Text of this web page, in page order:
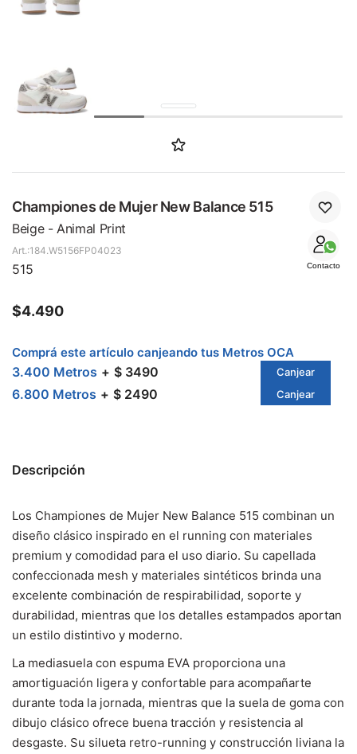
Championes de Mujer New Balance 515
Beige - Animal Print
Contacto
184.W5156FP04023
515
$4.490
Comprá este artículo canjeando tus Metros OCA
3.400 Metros $ 3490 Canjear
6.800 Metros $ 2490 Canjear
Descripción
Los Championes de Mujer New Balance 515 combinan un
diseño clásico inspirado en el running con materiales
premium y comodidad para el uso diario. Su capellada
confeccionada mesh y materiales sintéticos brinda una
excelente combinación de respirabilidad, soporte y
durabilidad, mientras que los detalles estampados aportan
un estilo distintivo y moderno.
La mediasuela con espuma EVA proporciona una
amortiguación ligera y confortable para acompañarte
durante toda la jornada, mientras que la suela de goma con
dibujo clásico ofrece buena tracción y resistencia al
desgaste. Su silueta retro-running y construcción liviana la